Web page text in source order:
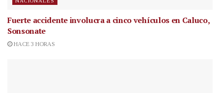
Fuerte accidente involucra a cinco vehículos en Caluco,
Sonsonate
HACE 3 HORAS